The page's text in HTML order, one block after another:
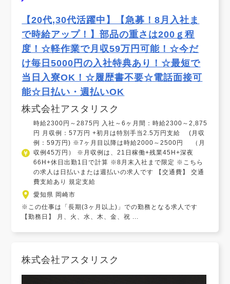
【20代,30代活躍中】【急募！8月入社ま
で時給アップ！】部品の重さは200ｇ程
度！☆軽作業で月収59万円可能！☆今だ
け毎日5000円の入社特典あり！☆最短で
当日入寮OK！☆履歴書不要☆電話面接可
能☆日払い・週払いOK
株式会社アスタリスク
時給2300円～2875円 入社～6ヶ月間：時給2300～2,875
円 月収例：57万円 +初月は特別手当2.5万円支給 (月収
例：59万円) ※7ヶ月目以降は時給2000～2500円 （月
収例45万円） ※月収例は、21日稼働+残業45H+深夜
66H+休日出勤1日で計算 ※8月末入社まで限定 ※こちら
の求人は日払いまたは週払いの求人です 【交通費】 交通
費支給あり 規定支給
愛知県 岡崎市
※この仕事は「長期(3ヶ月以上)」での勤務となる求人です
【勤務日】 月、火、水、木、金、祝 ...
株式会社アスタリスク